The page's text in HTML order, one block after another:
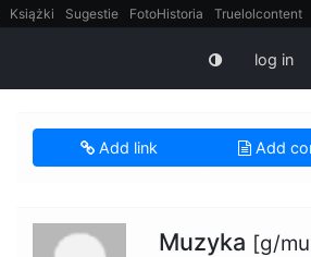
Książki Sugestie FotoHistoria Truelolcontent
log in
Add link Add
Muzyka [g/